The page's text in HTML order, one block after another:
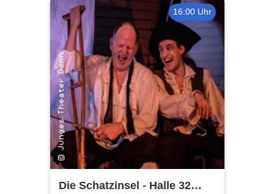
16:00 Uhr
Die Schatzinsel - Halle 32